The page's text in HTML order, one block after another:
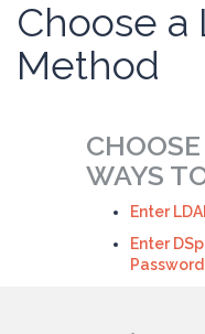
Choose a
Method
WAYS
Enter
Enter
Password